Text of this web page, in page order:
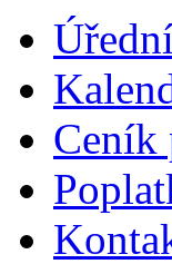
Ceník